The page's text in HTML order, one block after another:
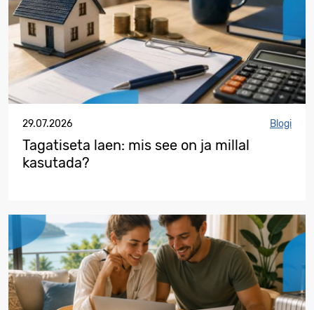
29.07.2026 Blogi
Tagatiseta laen: mis see on ja millal
kasutada?